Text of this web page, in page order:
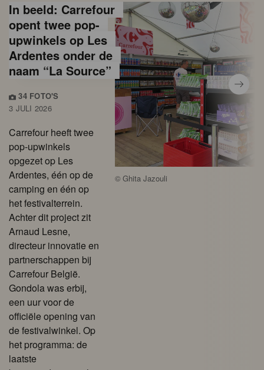
In beeld: Carrefour
opent twee pop-
upwinkels op Les
Ardentes onder de
naam “La Source”
34 FOTO'S
3 JULI 2026
Carrefour heeft twee
pop-upwinkels
opgezet op Les
Ardentes, één op de
camping en één op
het festivalterrein.
Achter dit project zit
Arnaud Lesne,
directeur innovatie en
partnerschappen bij
Carrefour België.
Gondola was erbij,
een uur voor de
officiële opening van
de festivalwinkel. Op
het programma: de
laatste
©Ghita Jazouli